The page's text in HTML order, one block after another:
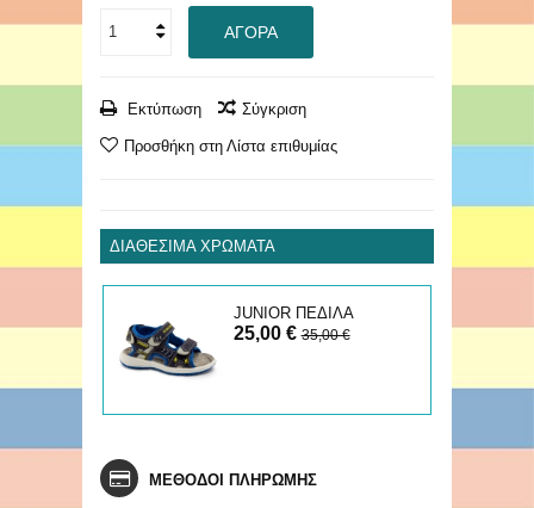
ΑΓΟΡΆ
Εκτύπωση Σύγκριση
Προσθήκη στη Λίστα επιθυμίας
ΔΙΑΘΈΣΙΜΑ ΧΡΏΜΑΤΑ
JUNIOR ΠΕΔΙΛΑ
25,00 €35,00 €
ΜΕΘΟΔΟΙ ΠΛΗΡΩΜΗΣ